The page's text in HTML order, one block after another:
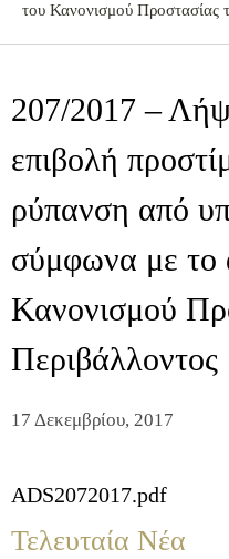
του Κανονισμού Προστασίας
207/2017 –
επιβολή
ρύπανση από
σύμφωνα με το
Κανονισμού
Περιβάλλοντος
17 Δεκεμβρίου, 2017
ADS2072017.pdf
Τελευταία Νέα